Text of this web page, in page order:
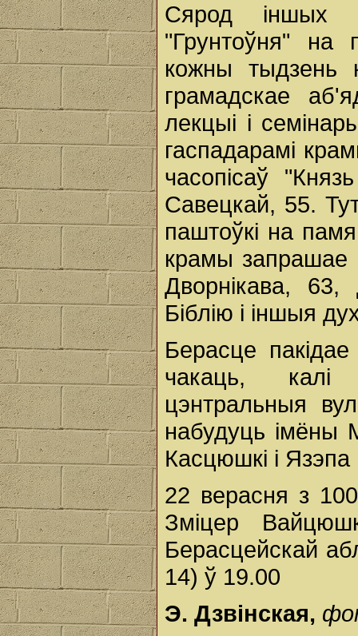
Сярод іншых
"Грунтоўня" на
кожны тыдзень
грамадскае
лекцыі і
гаспадарамі
часопісаў
Савецкай, 55.
паштоўкі на
крамы запрашае
Дворнікава,
Біблію і іншыя
Берасце
чакаць, калі
цэнтральныя
набудуць імёны
Касцюшкі і Язэпа
22 верасня з
Зміцер
Берасцейскай
14) ў 19.00
Э. Дзвінская,